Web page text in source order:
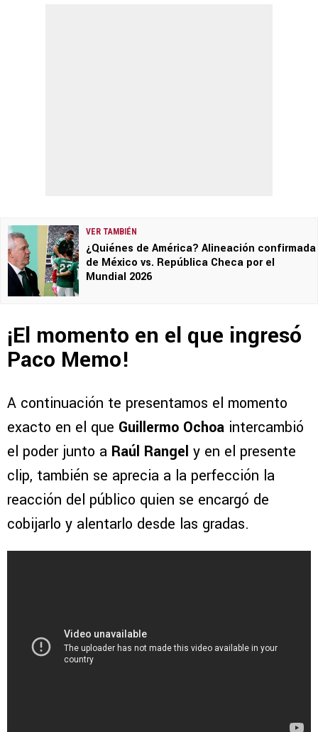
VER TAMBIÉN
¿Quiénes de América? Alineación confirmada
de México vs. República Checa por el
Mundial 2026
¡El momento en el que ingresó
Paco Memo!
A continuación te presentamos el momento
exacto en el que Guillermo Ochoa intercambió
el poder junto a Raúl Rangel y en el presente
clip, también se aprecia a la perfección la
reacción del público quien se encargó de
cobijarlo y alentarlo desde las gradas.